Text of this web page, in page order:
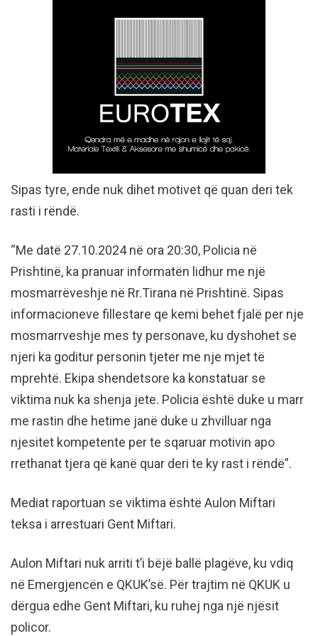
Sipas tyre, ende nuk dihet motivet që quan deri tek
rasti i rëndë.
“Me datë 27.10.2024 në ora 20:30, Policia në
Prishtinë, ka pranuar informatën lidhur me një
mosmarrëveshje në Rr.Tirana në Prishtinë. Sipas
informacioneve fillestare qe kemi behet fjalë per nje
mosmarrveshje mes ty personave, ku dyshohet se
njeri ka goditur personin tjeter me nje mjet të
mprehtë. Ekipa shendetsore ka konstatuar se
viktima nuk ka shenja jete. Policia është duke u marr
me rastin dhe hetime janë duke u zhvilluar nga
njesitet kompetente per te sqaruar motivin apo
rrethanat tjera që kanë quar deri te ky rast i rëndë”.
Mediat raportuan se viktima është Aulon Miftari
teksa i arrestuari Gent Miftari.
Aulon Miftari nuk arriti t’i bëjë ballë plagëve, ku vdiq
në Emergjencën e QKUK’së. Për trajtim në QKUK u
dërgua edhe Gent Miftari, ku ruhej nga një njësit
policor.